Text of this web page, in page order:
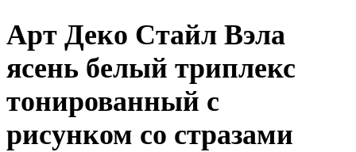
Арт Деко Стайл Вэла
ясень белый триплекс
тонированный с
рисунком со стразами